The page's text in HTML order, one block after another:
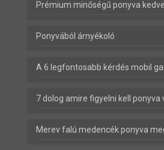
Prémium minőségű ponyva
Ponyvából árnyékoló
A 6 legfontosabb kérdés mobil
7 dolog amire figyelni kell ponyva
Merev falú medencék ponyva